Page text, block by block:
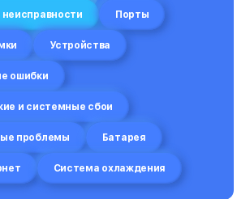
Порты
Устройства
ошибки
и системные сбои
проблемы Батарея
Система охлаждения